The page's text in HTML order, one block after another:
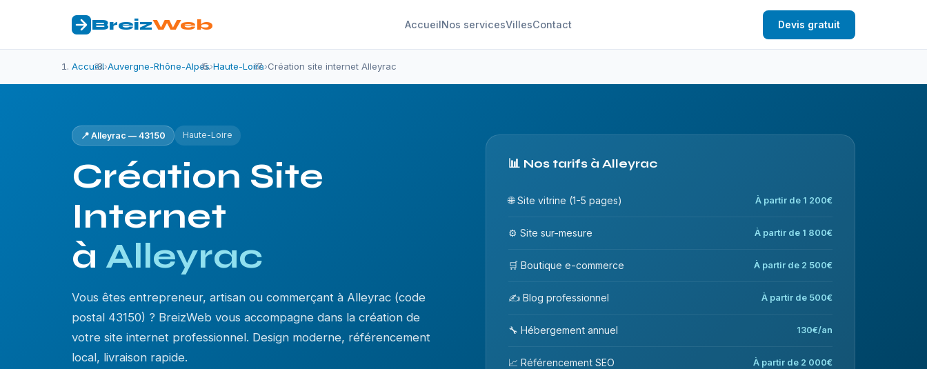
BreizWeb AccueilNos servicesVillesContact Devis gratuit
Accueil›Auvergne-Rhône-Alpes›Haute-Loire›Création site internet Alleyrac
📍 Alleyrac — 43150 Haute-Loire
Création Site
Internet
à Alleyrac
Vous êtes entrepreneur, artisan ou commerçant à Alleyrac (code
postal 43150) ? BreizWeb vous accompagne dans la création de
votre site internet professionnel. Design moderne, référencement
local, livraison rapide.
📊 Nos tarifs à Alleyrac
🌐 Site vitrine (1-5 pages) À partir de 1 200€
⚙️ Site sur-mesure À partir de 1 800€
🛒 Boutique e-commerce À partir de 2 500€
✍️ Blog professionnel À partir de 500€
🔧 Hébergement annuel 130€/an
📈 Référencement SEO À partir de 2 000€